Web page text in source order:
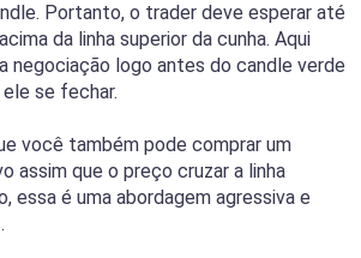
Portanto, o trader deve esperar até
da linha superior da cunha. Aqui
negociação logo antes do candle verde
ele se fechar.
você também pode comprar um
assim que o preço cruzar a linha
essa é uma abordagem agressiva e